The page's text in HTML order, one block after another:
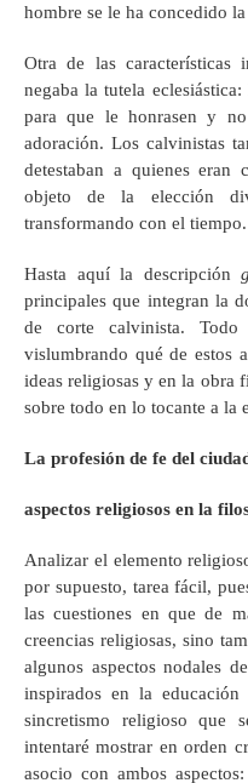
hombre se le ha concedido
Otra de las características
negaba la tutela
para que le honrasen y
adoración. Los calvinistas
detestaban a quienes
objeto de la elección
transformando con el tiempo.
Hasta aquí la descripción
principales que integran la
de corte calvinista.
vislumbrando qué de estos
ideas religiosas y en la obra
sobre todo en lo tocante a la
La profesión de fe del
aspectos religiosos en la
Analizar el elemento
por supuesto, tarea fácil,
las cuestiones en que de
creencias religiosas, sino
algunos aspectos nodales
inspirados en la
sincretismo religioso que
intentaré mostrar en orden
asocio con ambos